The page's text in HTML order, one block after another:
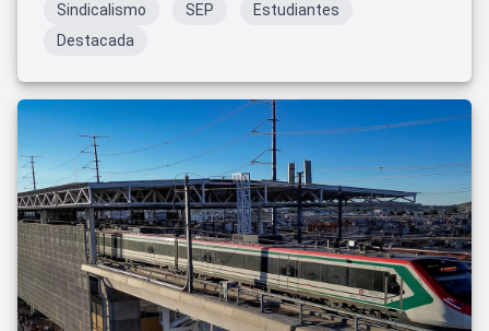
Sindicalismo
SEP
Estudiantes
Destacada